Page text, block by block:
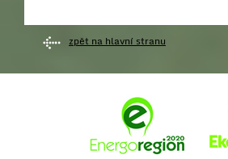
zpět na hlavní stranu